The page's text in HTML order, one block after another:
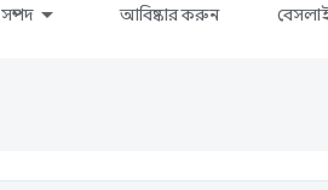
সম্পদ আবিষ্কার করুন